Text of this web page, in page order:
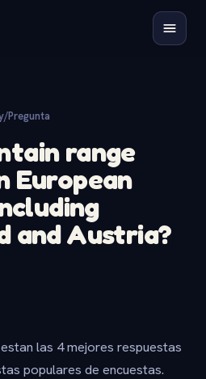
/Pregunta
range
European
and Austria?
las 4 mejores respuestas
populares de encuestas.